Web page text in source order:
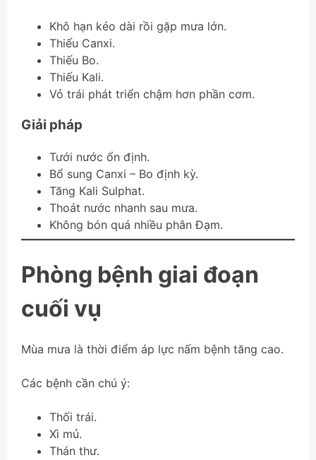
Khô hạn kéo dài rồi gặp mưa lớn.
Thiếu Canxi.
Thiếu Bo.
Thiếu Kali.
Vỏ trái phát triển chậm hơn phần cơm.
Giải pháp
Tưới nước ổn định.
Bổ sung Canxi – Bo định kỳ.
Tăng Kali Sulphat.
Thoát nước nhanh sau mưa.
Không bón quá nhiều phân Đạm.
Phòng bệnh giai đoạn
cuối vụ
Mùa mưa là thời điểm áp lực nấm bệnh tăng cao.
Các bệnh cần chú ý:
Thối trái.
Xì mủ.
Thán thư.